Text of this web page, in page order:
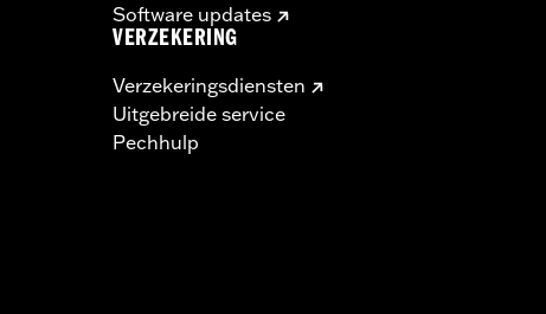
Software updates
VERZEKERING
Verzekeringsdiensten
Uitgebreide service
Pechhulp